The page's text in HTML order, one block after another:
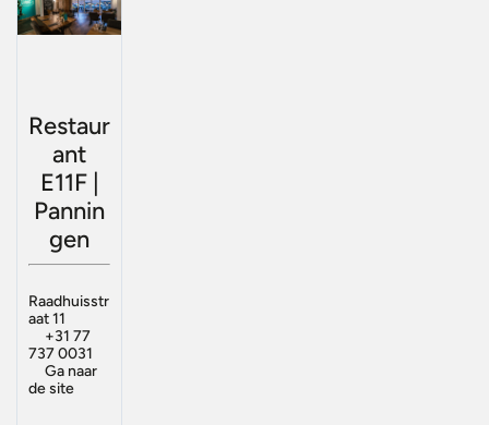
Restaur
ant
E11F |
Pannin
gen
Raadhuisstr
aat 11
+31 77
737 0031
Ga naar
de site